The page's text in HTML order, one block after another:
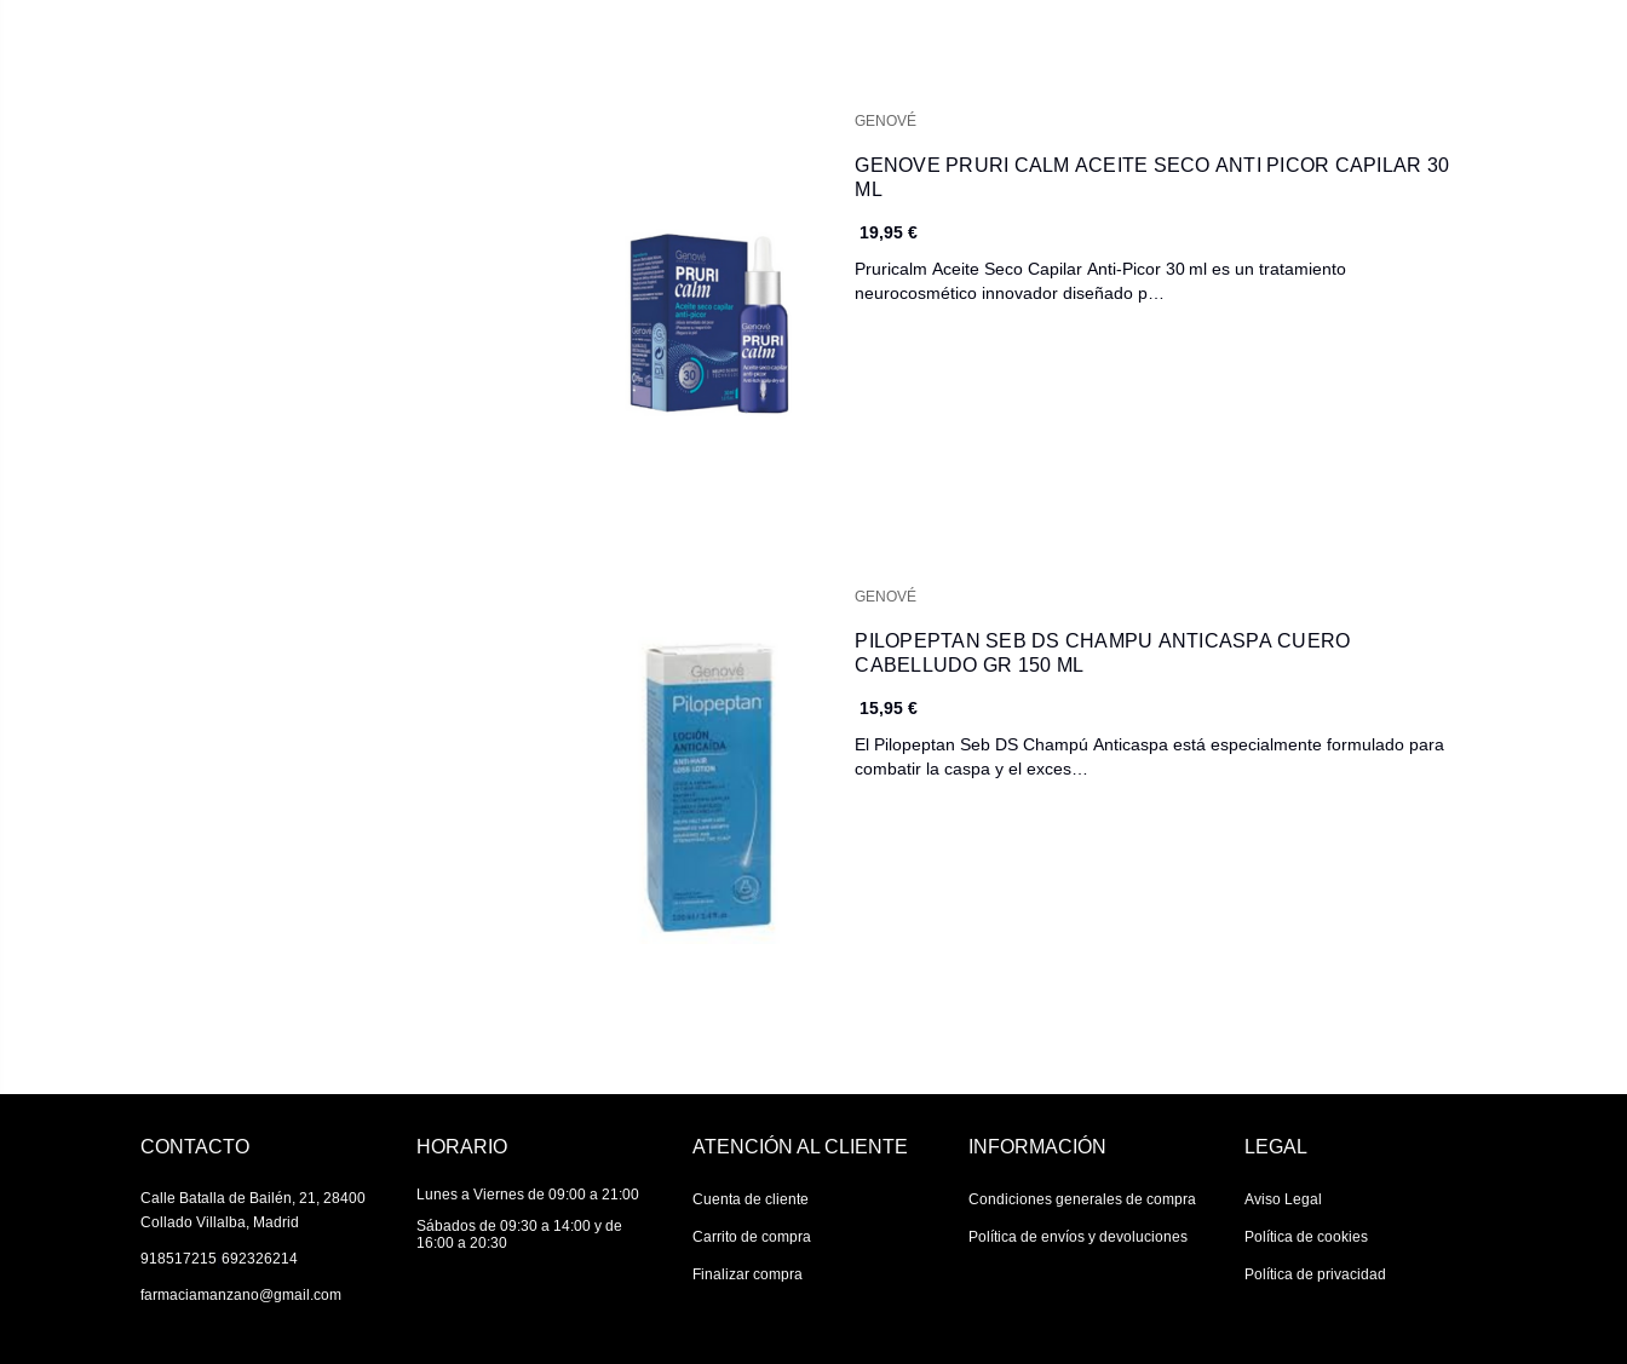
GENOVÉ
GENOVE PRURI CALM ACEITE SECO ANTI PICOR CAPILAR 30
ML
19,95 €
Pruricalm Aceite Seco Capilar Anti‑Picor 30 ml es un tratamiento
neurocosmético innovador diseñado p…
GENOVÉ
PILOPEPTAN SEB DS CHAMPU ANTICASPA CUERO
CABELLUDO GR 150 ML
15,95 €
El Pilopeptan Seb DS Champú Anticaspa está especialmente formulado para
combatir la caspa y el exces…
CONTACTO
Calle Batalla de Bailén, 21, 28400
Collado Villalba, Madrid
918517215 692326214
farmaciamanzano@gmail.com
HORARIO
Lunes a Viernes de 09:00 a 21:00
Sábados de 09:30 a 14:00 y de
16:00 a 20:30
ATENCIÓN AL CLIENTE
Cuenta de cliente
Carrito de compra
Finalizar compra
INFORMACIÓN
Condiciones generales de compra
Política de envíos y devoluciones
LEGAL
Aviso Legal
Política de cookies
Política de privacidad